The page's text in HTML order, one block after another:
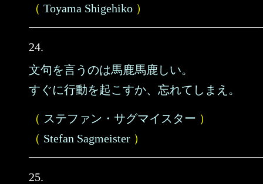
（ Toyama Shigehiko ）
24.
文句を言うのは馬鹿馬鹿しい。
すぐに行動を起こすか、忘れてしまえ。
（ ステファン・サグマイスター ）
（ Stefan Sagmeister ）
25.